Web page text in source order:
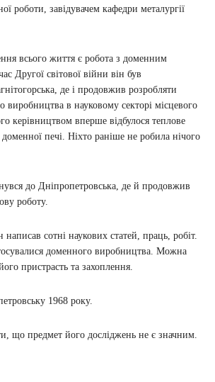
роботи, завідувачем кафедри металургії
всього життя є робота з доменним
Другої світової війни він був
де і продовжив розробляти
виробництва в науковому секторі місцевого
керівництвом вперше відбулося теплове
печі. Ніхто раніше не робила нічого
до Дніпропетровська, де й продовжив
роботу.
написав сотні наукових статей, праць, робіт.
доменного виробництва. Можна
пристрасть та захоплення.
1968 року.
що предмет його досліджень не є значним.